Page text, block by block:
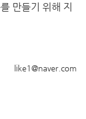
만들기 위해 지
like1@naver.com